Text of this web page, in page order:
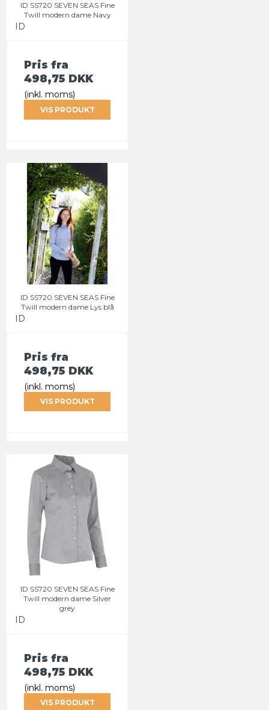
ID SS720 SEVEN SEAS Fine
Twill modern dame Navy
ID
Pris fra
498,75 DKK
(inkl. moms)
VIS PRODUKT
ID SS720 SEVEN SEAS Fine
Twill modern dame Lys blå
ID
Pris fra
498,75 DKK
(inkl. moms)
VIS PRODUKT
ID SS720 SEVEN SEAS Fine
Twill modern dame Silver
grey
ID
Pris fra
498,75 DKK
(inkl. moms)
VIS PRODUKT